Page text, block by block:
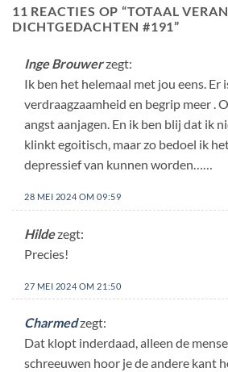
11 REACTIES OP “TOTAAL
DICHTGEDACHTEN #191”
Inge Brouwerzegt:
Ik ben het helemaal met jou eens. Er
verdraagzaamheid en begrip meer .
angst aanjagen. En ik ben blij dat ik
klinkt egoitisch, maar zo bedoel ik
depressief van kunnen worden……
28 MEI 2024 OM 09:59
Hildezegt:
Precies!
27 MEI 2024 OM 21:50
Charmedzegt:
Dat klopt inderdaad, alleen de
schreeuwen hoor je de andere kant